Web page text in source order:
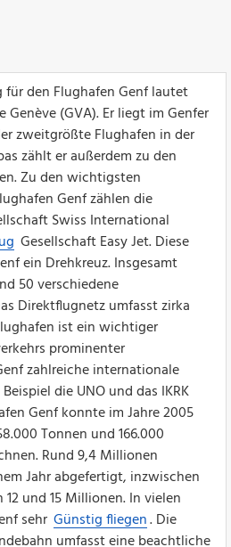
für den Flughafen Genf lautet
(GVA). Er liegt im Genfer
zweitgrößte Flughafen in der
zählt er außerdem zu den
Zu den wichtigsten
Genf zählen die
Swiss International
Gesellschaft Easy Jet. Diese
ein Drehkreuz. Insgesamt
50 verschiedene
Direktflugnetz umfasst zirka
ist ein wichtiger
prominenter
zahlreiche internationale
die UNO und das IKRK
Genf konnte im Jahre 2005
Tonnen und 166.000
Rund 9,4 Millionen
Jahr abgefertigt, inzwischen
und 15 Millionen. In vielen
sehr Günstig fliegen. Die
umfasst eine beachtliche